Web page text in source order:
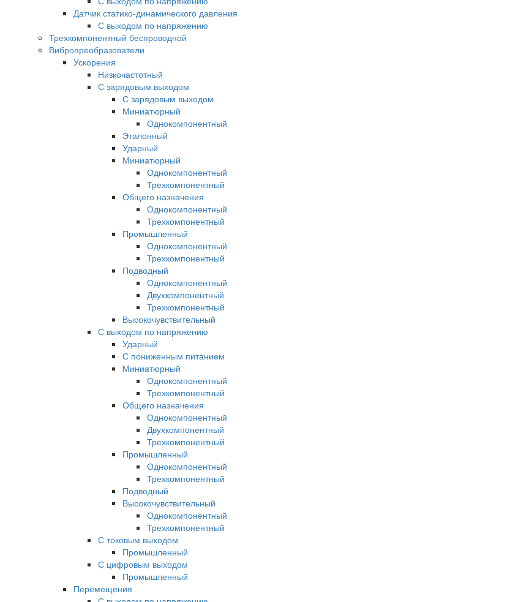
Датчик статико-динамического давления
С выходом по напряжению
Трехкомпонентный беспроводной
Вибропреобразователи
Ускорения
Низкочастотный
С зарядовым выходом
С зарядовым выходом
Миниатюрный
Однокомпонентный
Эталонный
Ударный
Миниатюрный
Однокомпонентный
Трехкомпонентный
Общего назначения
Однокомпонентный
Трехкомпонентный
Промышленный
Однокомпонентный
Трехкомпонентный
Подводный
Однокомпонентный
Двухкомпонентный
Трехкомпонентный
Высокочувствительный
С выходом по напряжению
Ударный
С пониженным питанием
Миниатюрный
Однокомпонентный
Трехкомпонентный
Общего назначения
Однокомпонентный
Двухкомпонентный
Трехкомпонентный
Промышленный
Однокомпонентный
Трехкомпонентный
Подводный
Высокочувствительный
Однокомпонентный
Трехкомпонентный
С токовым выходом
Промышленный
С цифровым выходом
Промышленный
Перемещения